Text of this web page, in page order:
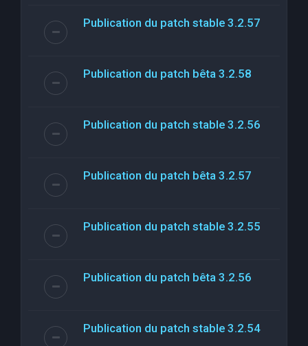
Publication du patch stable 3.2.57
Publication du patch bêta 3.2.58
Publication du patch stable 3.2.56
Publication du patch bêta 3.2.57
Publication du patch stable 3.2.55
Publication du patch bêta 3.2.56
Publication du patch stable 3.2.54